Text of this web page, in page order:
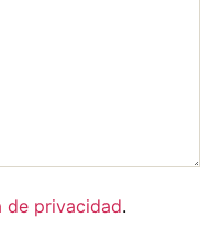
de privacidad.